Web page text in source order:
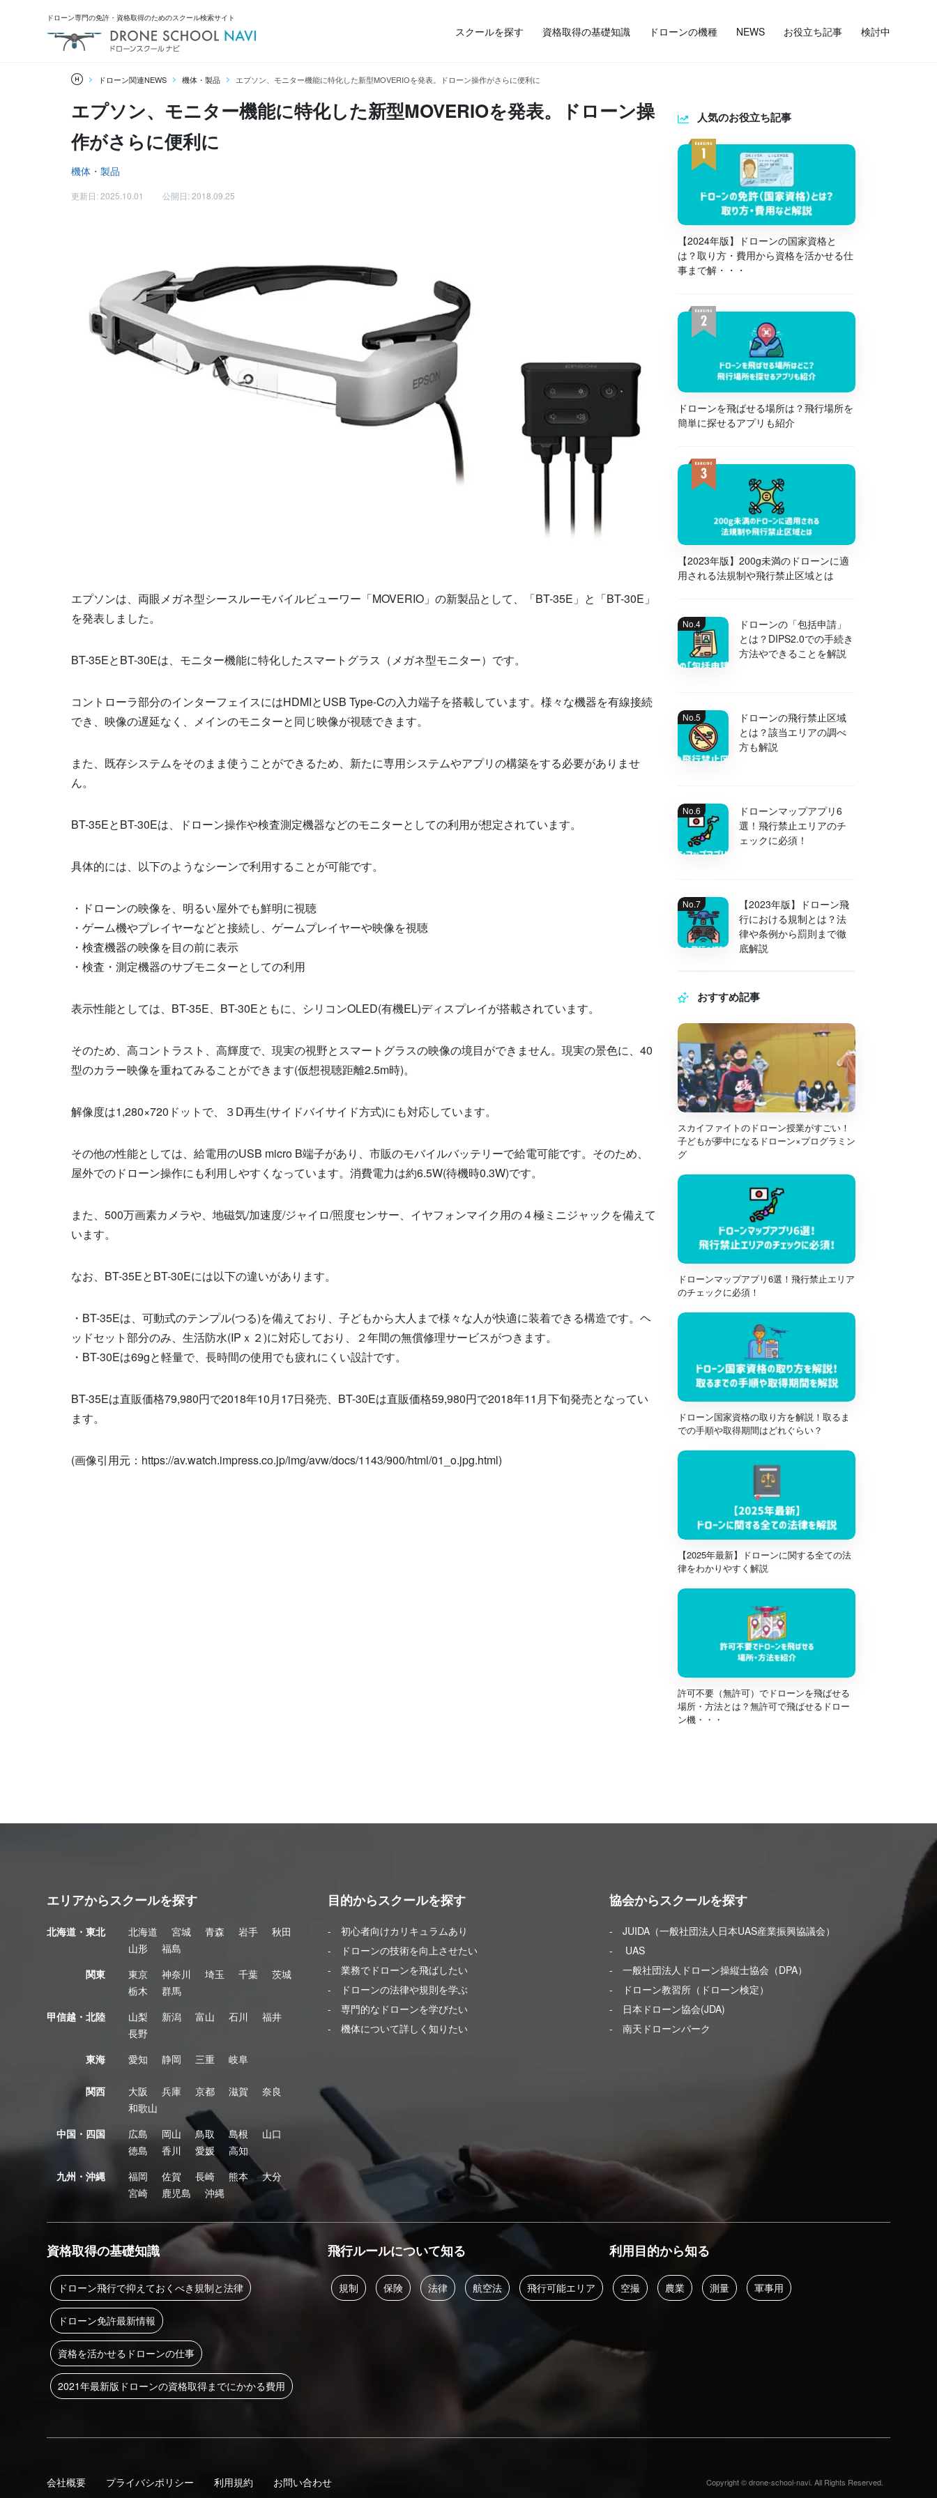
ドローン専門の免許・資格取得のためのスクール検索サイト
スクールを探す 資格取得の基礎知識 ドローンの機種 NEWS お役立ち記事 検討中
ドローン関連NEWS 機体・製品 エプソン、モニター機能に特化した新型MOVERIOを発表。ドローン操作がさらに便利に
エプソン、モニター機能に特化した新型MOVERIOを発表。ドローン操
作がさらに便利に
機体・製品
更新日: 2025.10.01 公開日: 2018.09.25
エプソンは、両眼メガネ型シースルーモバイルビューワー「MOVERIO 」の新製品として、「BT-35E 」と「BT-30E 」
を発表しました。
BT-35EとBT-30Eは、モニター機能に特化したスマートグラス（メガネ型モニター）です。
コントローラ部分のインターフェイスにはHDMIとUSB Type-Cの入力端子を搭載しています。様々な機器を有線接続
でき、映像の遅延なく、メインのモニターと同じ映像が視聴できます。
また、既存システムをそのまま使うことができるため、新たに専用システムやアプリの構築をする必要がありませ
ん。
BT-35EとBT-30Eは、ドローン操作や検査測定機器などのモニターとしての利用が想定されています。
具体的には、以下のようなシーンで利用することが可能です。
・ドローンの映像を、明るい屋外でも鮮明に視聴
・ゲーム機やプレイヤーなどと接続し、ゲームプレイヤーや映像を視聴
・検査機器の映像を目の前に表示
・検査・測定機器のサブモニターとしての利用
表示性能としては、 BT-35E BT-30Eともに、シリコンOLED(有機EL)ディスプレイが搭載されています。
そのため、高コントラスト、高輝度で、現実の視野とスマートグラスの映像の境目ができません。現実の景色に、 40
型のカラー映像を重ねてみることができます(仮想視聴距離2.5m時)。
解像度は1,280×720 ドットで、３ D再生(サイドバイサイド方式)にも対応しています。
その他の性能としては、給電用のUSB micro B端子があり、市販のモバイルバッテリーで給電可能です。そのため、
屋外でのドローン操作にも利用しやすくなっています。消費電力は約6.5W(待機時0.3W)です。
また、 500万画素カメラや、地磁気/加速度/ジャイロ/照度センサー、イヤフォンマイク用の４極ミニジャックを備えて
います。
なお、 BT-35EとBT-30Eには以下の違いがあります。
・ BT-35Eは、可動式のテンプル(つる)を備えており、子どもから大人まで様々な人が快適に装着できる構造です。ヘ
ッドセット部分のみ、生活防水(IP ｘ２)に対応しており、２年間の無償修理サービスがつきます。
・ BT-30Eは69gと軽量で、長時間の使用でも疲れにくい設計です。
BT-35Eは直販価格79,980円で2018年10月17日発売、 BT-30Eは直販価格59,980円で2018年11 月下旬発売となってい
ます。
(画像引用元：https://av.watch.impress.co.jp/img/avw/docs/1143/900/html/01_o.jpg.html)
人気のお役立ち記事
【2024年版】ドローンの国家資格と
は？取り方・費用から資格を活かせる仕
事まで解・・・
ドローンを飛ばせる場所は？飛行場所を
簡単に探せるアプリも紹介
【2023年版】200g未満のドローンに適
用される法規制や飛行禁止区域とは
ドローンの「包括申請」
とは？DIPS2.0での手続き
方法やできることを解説
ドローンの飛行禁止区域
とは？該当エリアの調べ
方も解説
ドローンマップアプリ6
選！飛行禁止エリアのチ
ェックに必須！
【2023年版】ドローン飛
行における規制とは？法
律や条例から罰則まで徹
底解説
おすすめ記事
スカイファイトのドローン授業がすごい！
子どもが夢中になるドローン×プログラミン
グ
ドローンマップアプリ6選！飛行禁止エリア
のチェックに必須！
ドローン国家資格の取り方を解説！取るま
での手順や取得期間はどれぐらい？
【2025年最新】ドローンに関する全ての法
律をわかりやすく解説
許可不要（無許可）でドローンを飛ばせる
場所・方法とは？無許可で飛ばせるドロー
ン機・・・
エリアからスクールを探す
北海道・東北 北海道 宮城 青森 岩手
秋田
山形
福島
関東
東京 神奈川 埼玉 千葉
茨城
栃木
群馬
甲信越・北陸
山梨 新潟 富山 石川
福井
長野
東海
愛知 静岡 三重 岐阜
関西 大阪 兵庫 京都 滋賀
奈良
和歌山
中国・四国
広島 岡山 鳥取 島根
山口
徳島
香川 愛媛
高知
九州・沖縄
福岡 佐賀 長崎 熊本
大分
宮崎
鹿児島 沖縄
目的からスクールを探す
- 初心者向けカリキュラムあり
- ドローンの技術を向上させたい
- 業務でドローンを飛ばしたい
- ドローンの法律や規則を学ぶ
- 専門的なドローンを学びたい
- 機体について詳しく知りたい
協会からスクールを探す
- JUIDA（一般社団法人日本UAS産業振興協議会）
- UAS
- 一般社団法人ドローン操縦士協会（DPA）
- ドローン教習所（ドローン検定）
- 日本ドローン協会(JDA)
- 南天ドローンパーク
資格取得の基礎知識
ドローン飛行で抑えておくべき規制と法律
ドローン免許最新情報
資格を活かせるドローンの仕事
2021年最新版ドローンの資格取得までにかかる費用
飛行ルールについて知る
規制 保険 法律 航空法 飛行可能エリア
利用目的から知る
空撮 農業 測量 軍事用
会社概要 プライバシポリシー 利用規約 お問い合わせ Copyright © drone-school-navi. All Rights Reserved.